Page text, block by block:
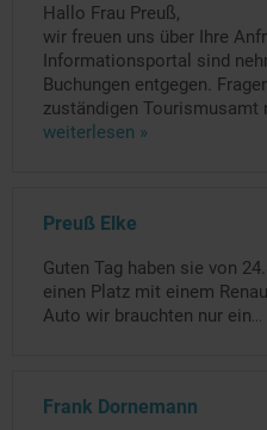
Hallo Frau Preuß,
wir freuen uns über Ihre
Informationsportal sind
Buchungen entgegen.
zuständigen Tourismusamt
weiterlesen »
Preuß Elke
Guten Tag haben sie von
einen Platz mit einem
Auto wir brauchten nur ein...
Frank Dornemann